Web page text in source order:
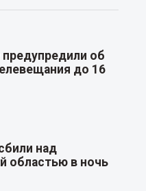
об
до 16
над
областью в ночь